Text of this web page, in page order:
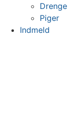
Drenge
Piger
Indmeld